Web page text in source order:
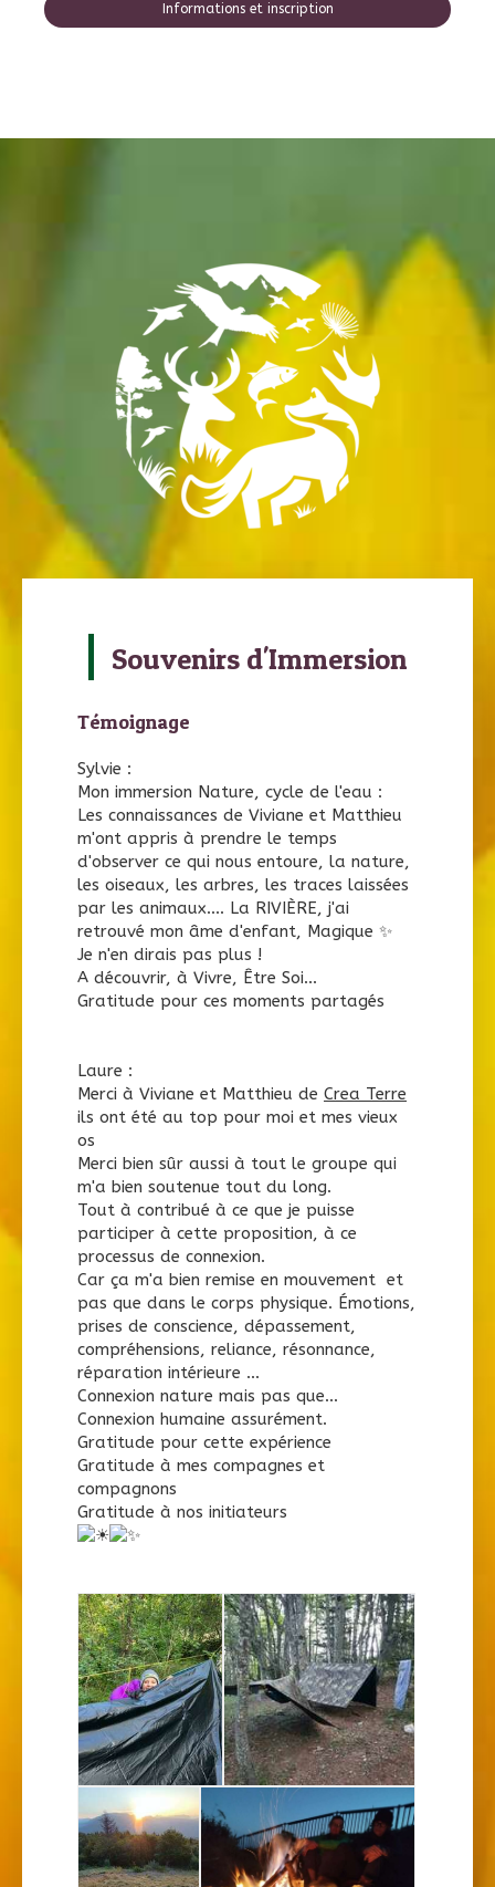
Informations et inscription
Souvenirs d'Immersion
Témoignage
Sylvie :
Mon immersion Nature, cycle de l'eau :
Les connaissances de Viviane et Matthieu
m'ont appris à prendre le temps
d'observer ce qui nous entoure, la nature,
les oiseaux, les arbres, les traces laissées
par les animaux.... La RIVIÈRE, j'ai
retrouvé mon âme d'enfant, Magique ✨️
Je n'en dirais pas plus !
A découvrir, à Vivre, Être Soi...
Gratitude pour ces moments partagés
Laure :
Merci à Viviane et Matthieu de Crea Terre
ils ont été au top pour moi et mes vieux
os
Merci bien sûr aussi à tout le groupe qui
m'a bien soutenue tout du long.
Tout à contribué à ce que je puisse
participer à cette proposition, à ce
processus de connexion.
Car ça m'a bien remise en mouvement et
pas que dans le corps physique. Émotions,
prises de conscience, dépassement,
compréhensions, reliance, résonnance,
réparation intérieure ...
Connexion nature mais pas que...
Connexion humaine assurément.
Gratitude pour cette expérience
Gratitude à mes compagnes et
compagnons
Gratitude à nos initiateurs